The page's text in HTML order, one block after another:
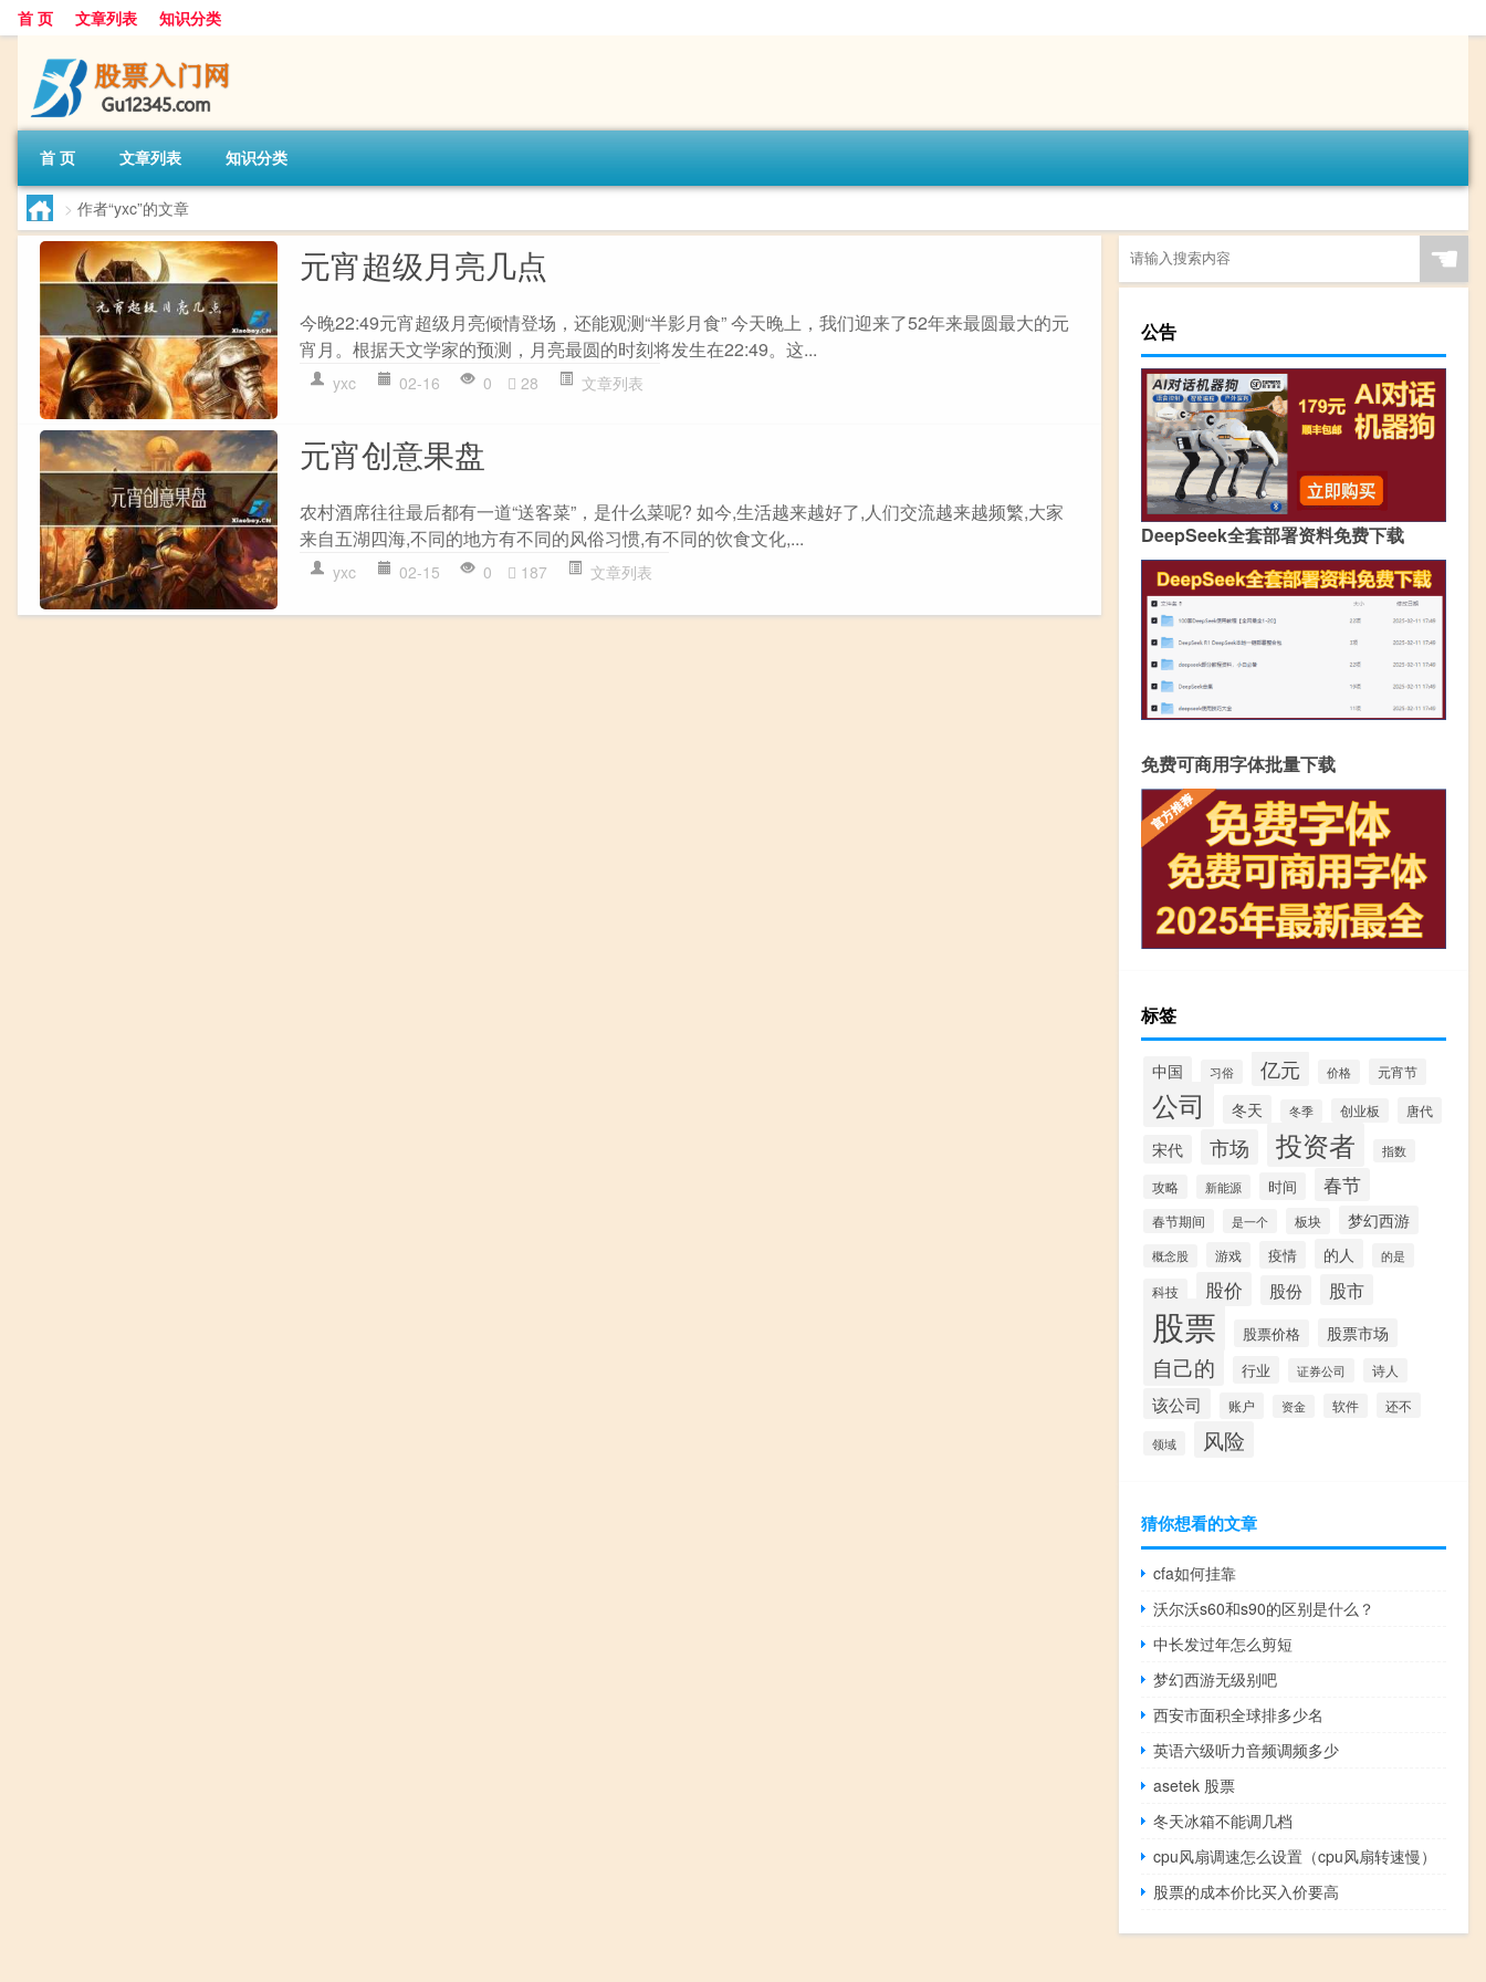
首 页 文章列表 知识分类
首 页 文章列表 知识分类
> 作者“yxc”的文章
元宵超级月亮几点
今晚22:49元宵超级月亮倾情登场，还能观测“半影月食” 今天晚上，我们迎来了52年来最圆最大的元
宵月。根据天文学家的预测，月亮最圆的时刻将发生在22:49。这...
yxc 02-16 0 28 文章列表
元宵创意果盘
农村酒席往往最后都有一道“送客菜”，是什么菜呢? 如今,生活越来越好了,人们交流越来越频繁,大家
来自五湖四海,不同的地方有不同的风俗习惯,有不同的饮食文化,...
yxc 02-15 0 187 文章列表
☚
公告
DeepSeek全套部署资料免费下载
免费可商用字体批量下载
标签
中国 习俗 亿元 价格 元宵节
公司 冬天 冬季 创业板 唐代
宋代 市场 投资者 指数
攻略 新能源 时间 春节
春节期间 是一个 板块 梦幻西游
概念股 游戏 疫情 的人 的是
科技 股价 股份 股市
股票 股票价格 股票市场
自己的 行业 证券公司 诗人
该公司 账户 资金 软件 还不
领域 风险
猜你想看的文章
cfa如何挂靠
沃尔沃s60和s90的区别是什么？
中长发过年怎么剪短
梦幻西游无级别吧
西安市面积全球排多少名
英语六级听力音频调频多少
asetek 股票
冬天冰箱不能调几档
cpu风扇调速怎么设置（cpu风扇转速慢）
股票的成本价比买入价要高